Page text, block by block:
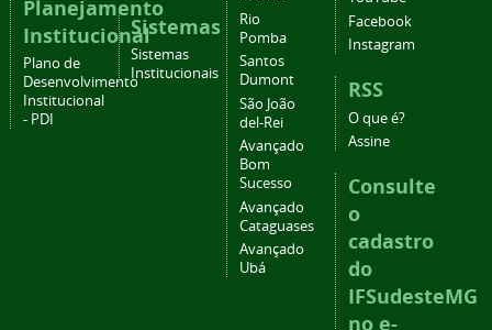
Planejamento
Institucional
Plano de
Desenvolvimento
Institucional
- PDI
Sistemas
Sistemas
Institucionais
Rio
Pomba
Santos
Dumont
São João
del-Rei
Avançado
Bom
Sucesso
Avançado
Cataguases
Avançado
Ubá
Facebook
Instagram
RSS
O que é?
Assine
Consulte
o
cadastro
do
IFSudesteMG
no e-